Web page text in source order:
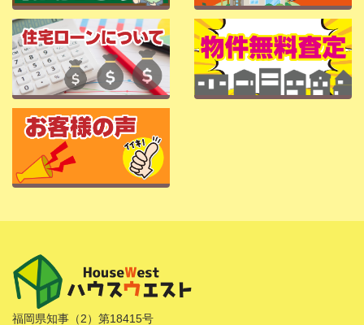
福岡県知事（2）第18415号